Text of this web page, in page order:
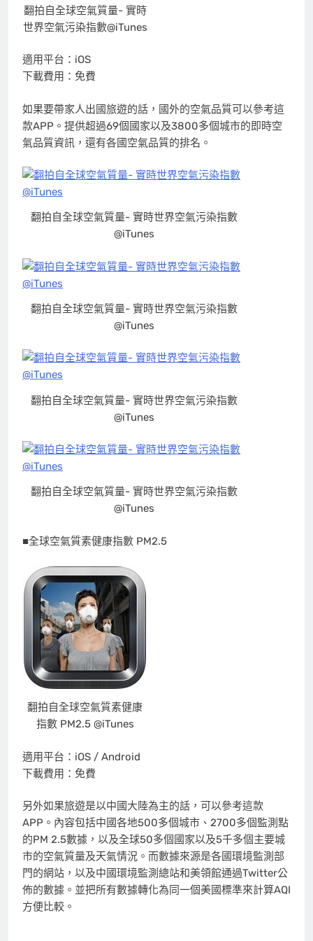
翻拍自全球空氣質量- 實時
世界空氣污染指數@iTunes
適用平台：iOS
下載費用：免費
如果要帶家人出國旅遊的話，國外的空氣品質可以參考這
款APP。提供超過69個國家以及3800多個城市的即時空
氣品質資訊，還有各國空氣品質的排名。
翻拍自全球空氣質量- 實時世界空氣污染指數
@iTunes
翻拍自全球空氣質量- 實時世界空氣污染指數
@iTunes
翻拍自全球空氣質量- 實時世界空氣污染指數
@iTunes
翻拍自全球空氣質量- 實時世界空氣污染指數
@iTunes
■全球空氣質素健康指數 PM2.5
翻拍自全球空氣質素健康
指數 PM2.5 @iTunes
適用平台：iOS / Android
下載費用：免費
另外如果旅遊是以中國大陸為主的話，可以參考這款
APP。內容包括中國各地500多個城市、2700多個監測點
的PM 2.5數據，以及全球50多個國家以及5千多個主要城
市的空氣質量及天氣情況。而數據來源是各國環境監測部
門的網站，以及中國環境監測總站和美領館通過Twitter公
佈的數據。並把所有數據轉化為同一個美國標準來計算AQI
方便比較。